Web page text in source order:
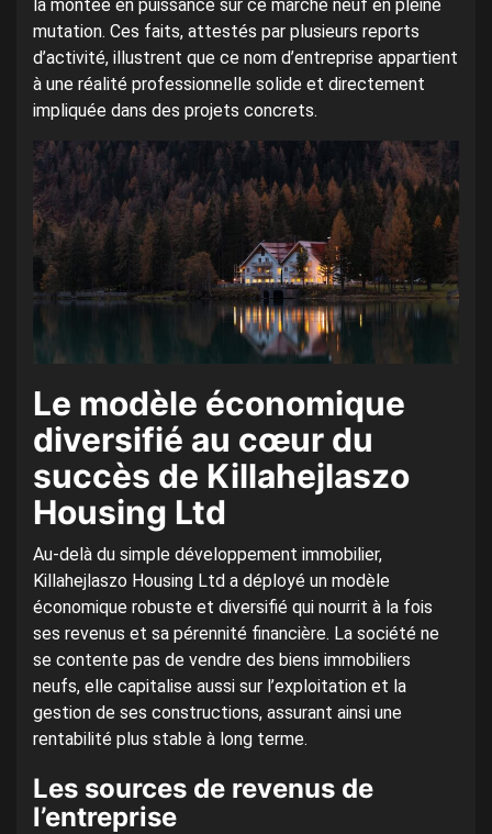
la montée en puissance sur ce marché neuf en pleine
mutation. Ces faits, attestés par plusieurs reports
d’activité, illustrent que ce nom d’entreprise appartient
à une réalité professionnelle solide et directement
impliquée dans des projets concrets.
Le modèle économique
diversifié au cœur du
succès de Killahejlaszo
Housing Ltd
Au-delà du simple développement immobilier,
Killahejlaszo Housing Ltd a déployé un modèle
économique robuste et diversifié qui nourrit à la fois
ses revenus et sa pérennité financière. La société ne
se contente pas de vendre des biens immobiliers
neufs, elle capitalise aussi sur l’exploitation et la
gestion de ses constructions, assurant ainsi une
rentabilité plus stable à long terme.
Les sources de revenus de
l’entreprise